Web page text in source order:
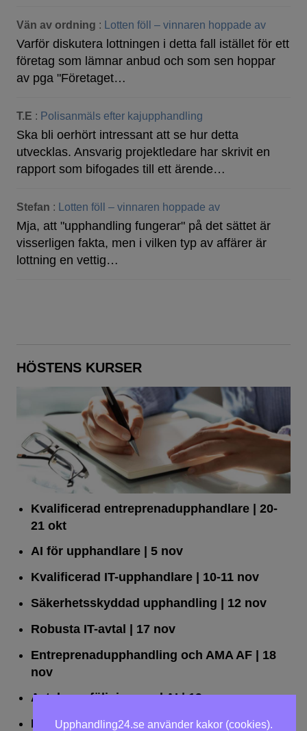
Vän av ordning : Lotten föll – vinnaren hoppade av
Varför diskutera lottningen i detta fall istället för ett
företag som lämnar anbud och som sen hoppar
av pga "Företaget…
T.E : Polisanmäls efter kajupphandling
Ska bli oerhört intressant att se hur detta
utvecklas. Ansvarig projektledare har skrivit en
rapport som bifogades till ett ärende…
Stefan : Lotten föll – vinnaren hoppade av
Mja, att "upphandling fungerar" på det sättet är
visserligen fakta, men i vilken typ av affärer är
lottning en vettig…
HÖSTENS KURSER
Kvalificerad entreprenad­upphandlare | 20-
21 okt
AI för upphandlare| 5 nov
Kvalificerad IT-upphandlare| 10-11 nov
Säkerhetsskyddad upphandling | 12 nov
Robusta IT-avtal | 17 nov
Entreprenadupphandling och AMA AF| 18
nov
Avtalsuppföljning med AI| 19 nov
Leda upphandlingar effektivt| 25 nov
Upphandling24.se använder kakor (cookies).